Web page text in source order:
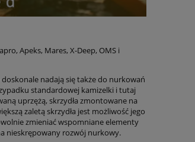
Apeks, Mares, X-Deep, OMS i
nadają się także do nurkowań
standardowej kamizelki i tutaj
uprzężą, skrzydła zmontowane na
zaletą skrzydła jest możliwość jego
zmieniać wspomniane elementy
nieskrępowany rozwój nurkowy.